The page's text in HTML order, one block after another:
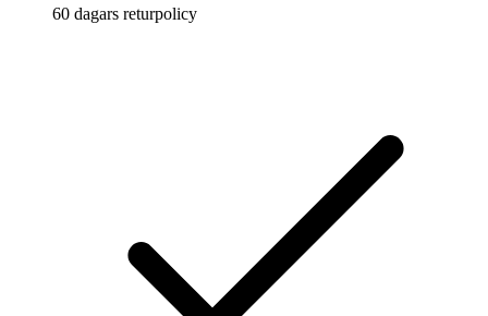
60 dagars returpolicy